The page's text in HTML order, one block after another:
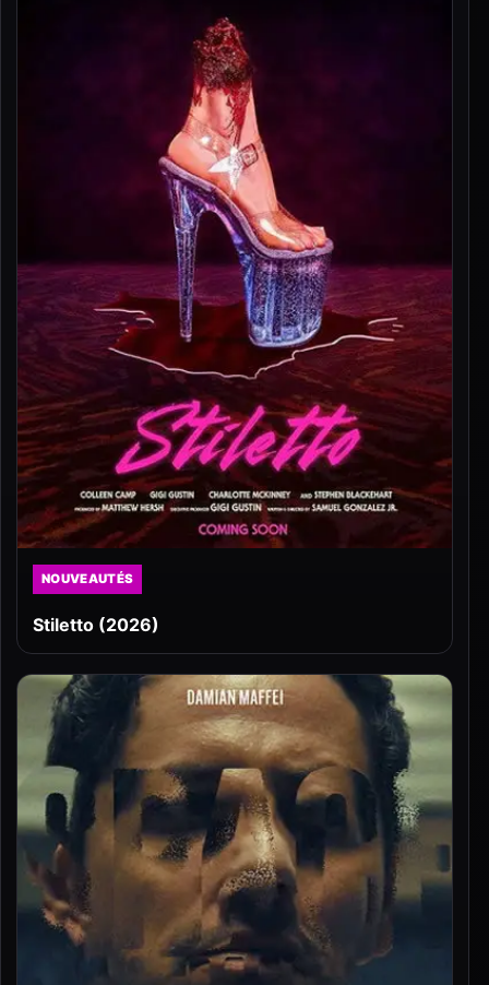
NOUVEAUTÉS
Stiletto (2026)